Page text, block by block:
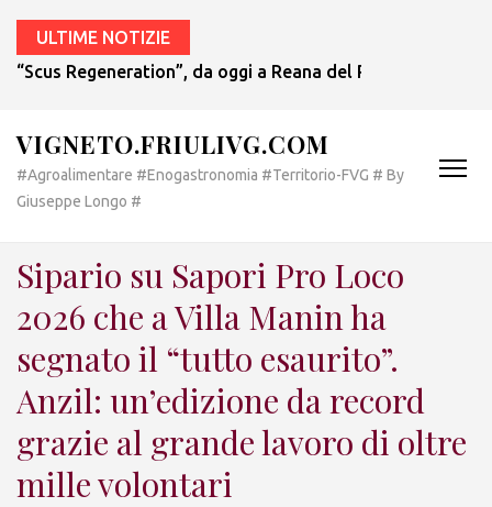
ULTIME NOTIZIE
“Scus Regeneration”, da oggi a Reana del Rojale una
VIGNETO.FRIULIVG.COM
#Agroalimentare #Enogastronomia #Territorio-FVG # By
Giuseppe Longo #
Sipario su Sapori Pro Loco
2026 che a Villa Manin ha
segnato il “tutto esaurito”.
Anzil: un’edizione da record
grazie al grande lavoro di oltre
mille volontari